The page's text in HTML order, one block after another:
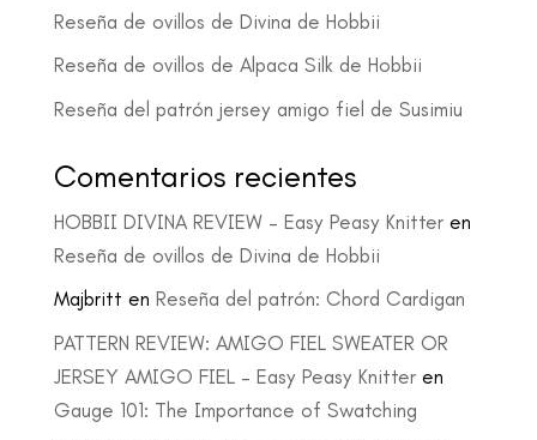
Reseña de ovillos de Divina de Hobbii
Reseña de ovillos de Alpaca Silk de Hobbii
Reseña del patrón jersey amigo fiel de Susimiu
Comentarios recientes
HOBBII DIVINA REVIEW – Easy Peasy Knitteren
Reseña de ovillos de Divina de Hobbii
Majbritt en Reseña del patrón: Chord Cardigan
PATTERN REVIEW: AMIGO FIEL SWEATER OR
JERSEY AMIGO FIEL – Easy Peasy Knitteren
Gauge 101: The Importance of Swatching